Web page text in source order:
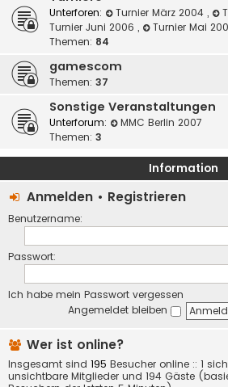
Unterforen: Turnier März 2004 ,
Turnier Juni 2006 ,
Turnier Mai
Themen: 84
gamescom
Themen: 37
Sonstige Veranstaltungen
Unterforum:
MMC Berlin 2007
Themen: 3
Information
Anmelden • Registrieren
Benutzername:
Passwort:
Ich habe mein Passwort vergessen
Angemeldet bleiben
Wer ist online?
Insgesamt sind 195 Besucher online :: 1
unsichtbare Mitglieder und 194 Gäste